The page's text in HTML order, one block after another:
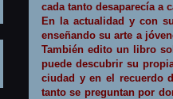
cada tanto desaparecía a
En la actualidad y con
enseñando su arte a
También edito un libro
puede descubrir su
ciudad y en el recuerdo
tanto se preguntan por